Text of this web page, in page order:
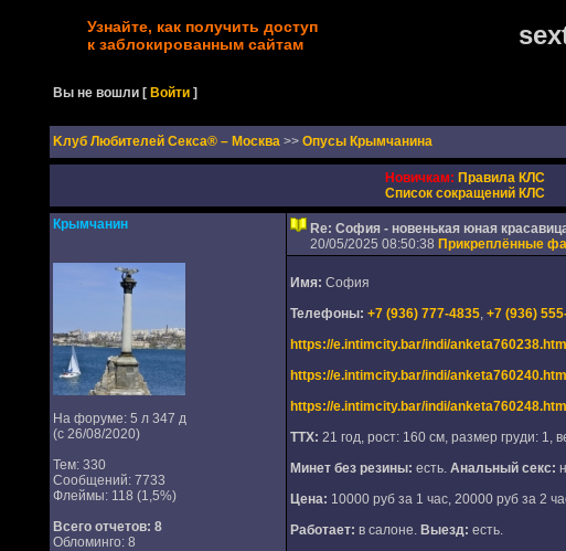
Узнайте, как получить доступ
к заблокированным сайтам
Вы не вошли [Войти ]
Kлуб Любителей Секса® – Москва >> Опусы Крымчанина
Новичкам: Правила КЛС
Список сокращений КЛС
Крымчанин
На форуме: 5 л 347 д
(с 26/08/2020)
Тем: 330
Сообщений: 7733
Флеймы: 118 (1,5%)
Всего отчетов: 8
Обломинго: 8
Re: София - новенькая юная
20/05/2025 08:50:38 Прикреплённые
Имя: София
Телефоны: +7 (936) 777-4835, +7 (936)
https://e.intimcity.bar/indi/anketa760238.htm
https://e.intimcity.bar/indi/anketa760240.htm
https://e.intimcity.bar/indi/anketa760248.htm
ТТХ: 21 год, рост: 160 см, размер груди: 1,
Минет без резины: есть. Анальный секс:
Цена: 10000 руб за 1 час, 20000 руб за 2
Работает: в салоне. Выезд: есть.